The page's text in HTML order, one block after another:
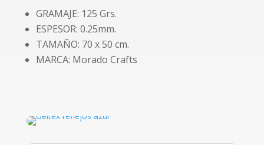
reflejos
(varios
colores)
cantidad
GRAMAJE: 125 Grs.
ESPESOR: 0.25mm.
TAMAÑO: 70 x 50 cm.
MARCA: Morado Crafts